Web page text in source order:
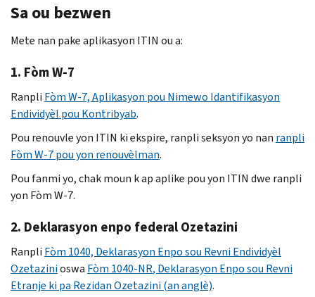
Sa ou bezwen
Mete nan pake aplikasyon ITIN ou a:
1. FòmW-7
Ranpli FòmW-7, Aplikasyon pou Nimewo Idantifikasyon
Endividyèl pou Kontribyab.
Pou renouvle yon ITIN ki ekspire, ranpli seksyon yo nan ranpli
Fòm W-7 pou yon renouvèlman.
Pou fanmi yo, chak moun k ap aplike pou yon ITIN dwe ranpli
yon FòmW-7.
2. Deklarasyon enpo federal Ozetazini
Ranpli Fòm 1040, Deklarasyon Enpo sou Revni Endividyèl
Ozetazinioswa Fòm 1040-NR, Deklarasyon Enpo sou Revni
Etranje ki pa Rezidan Ozetazini (an anglè).